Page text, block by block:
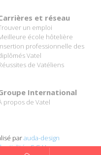
et réseau
un emploi
école hôtelière
professionnelle des
Vatel
de Vatéliens
International
propos de Vatel
parauda-design
-C.G.U.